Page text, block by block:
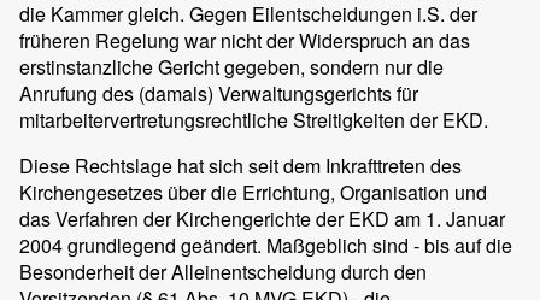
die Kammer gleich. Gegen Eilentscheidungen i.S. der
früheren Regelung war nicht der Widerspruch an das
erstinstanzliche Gericht gegeben, sondern nur die
Anrufung des (damals) Verwaltungsgerichts für
mitarbeitervertretungsrechtliche Streitigkeiten der EKD.
Diese Rechtslage hat sich seit dem Inkrafttreten des
Kirchengesetzes über die Errichtung, Organisation und
das Verfahren der Kirchengerichte der EKD am 1. Januar
2004 grundlegend geändert. Maßgeblich sind - bis auf die
Besonderheit der Alleinentscheidung durch den